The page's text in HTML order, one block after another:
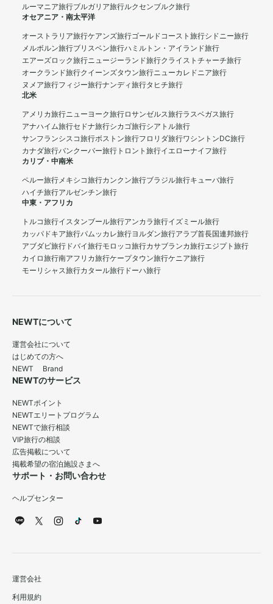
ルーマニア旅行ブルガリア旅行ルクセンブルク旅行
オセアニア・南太平洋
オーストラリア旅行ケアンズ旅行ゴールドコースト旅行シドニー旅行
メルボルン旅行ブリスベン旅行ハミルトン・アイランド旅行
エアーズロック旅行ニュージーランド旅行クライストチャーチ旅行
オークランド旅行クイーンズタウン旅行ニューカレドニア旅行
ヌメア旅行フィジー旅行ナンディ旅行タヒチ旅行
北米
アメリカ旅行ニューヨーク旅行ロサンゼルス旅行ラスベガス旅行
アナハイム旅行セドナ旅行シカゴ旅行シアトル旅行
サンフランシスコ旅行ボストン旅行フロリダ旅行ワシントンDC旅行
カナダ旅行バンクーバー旅行 トロント旅行イエローナイフ旅行
カリブ・中南米
ペルー旅行メキシコ旅行カンクン旅行ブラジル旅行キューバ旅行
ハイチ旅行アルゼンチン旅行
中東・アフリカ
トルコ旅行イスタンブール旅行アンカラ旅行イズミール旅行
カッパドキア旅行パムッカレ旅行ヨルダン旅行アラブ首長国連邦旅行
アブダビ旅行 ドバイ旅行モロッコ旅行カサブランカ旅行エジプト旅行
カイロ旅行南アフリカ旅行ケープタウン旅行ケニア旅行
モーリシャス旅行カタール旅行 ドーハ旅行
NEWTについて
運営会社について
はじめての方へ
NEWT Brand
NEWTのサービス
NEWTポイント
NEWTエリートプログラム
NEWTで旅行相談
VIP旅行の相談
広告掲載について
掲載希望の宿泊施設さまへ
サポート・お問い合わせ
ヘルプセンター
運営会社
利用規約